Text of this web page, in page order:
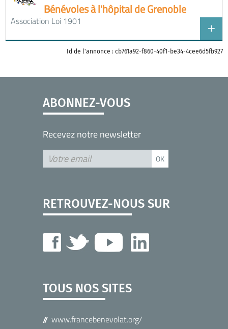
Bénévoles à l'hôpital de Grenoble
Association Loi 1901
Id de l'annonce : cb761a92-f860-40f1-be34-4cee6d5fb927
ABONNEZ-VOUS
Recevez notre newsletter
RETROUVEZ-NOUS SUR
TOUS NOS SITES
www.francebenevolat.org/